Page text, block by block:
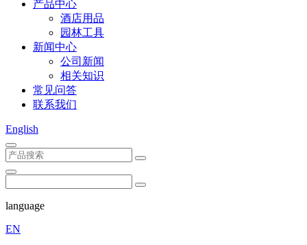
产品中心
酒店用品
园林工具
新闻中心
公司新闻
相关知识
常见问答
联系我们
English
language
EN